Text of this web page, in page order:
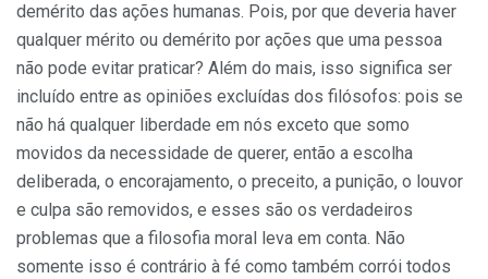
demérito das ações humanas. Pois, por que deveria haver
qualquer mérito ou demérito por ações que uma pessoa
não pode evitar praticar? Além do mais, isso significa ser
incluído entre as opiniões excluídas dos filósofos: pois se
não há qualquer liberdade em nós exceto que somo
movidos da necessidade de querer, então a escolha
deliberada, o encora­jamento, o preceito, a punição, o louvor
e culpa são removidos, e esses são os verdadeiros
problemas que a filosofia moral leva em conta. Não
somente isso é contrário à fé como também corrói todos